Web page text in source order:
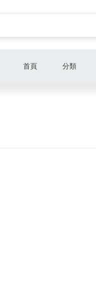
首頁 分類